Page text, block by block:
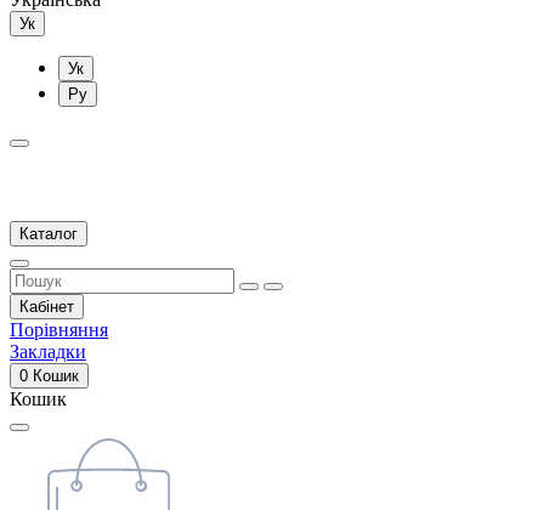
Ук
Ук
Ру
Каталог
Кабінет
Порівняння
Закладки
0 Кошик
Кошик